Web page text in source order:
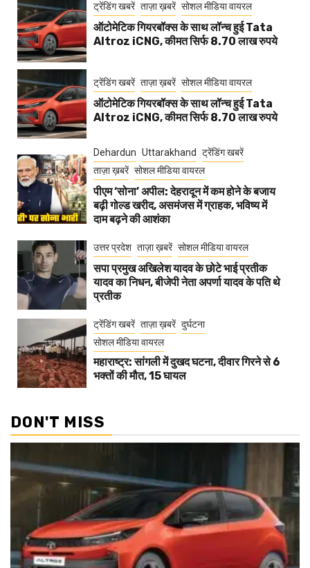
ट्रेंडिंग खबरें ताज़ा ख़बरें सोशल मीडिया वायरल
ऑटोमेटिक गियरबॉक्स के साथ लॉन्च हुई Tata
Altroz iCNG, कीमत सिर्फ 8.70 लाख रुपये
ट्रेंडिंग खबरें ताज़ा ख़बरें सोशल मीडिया वायरल
ऑटोमेटिक गियरबॉक्स के साथ लॉन्च हुई Tata
Altroz iCNG, कीमत सिर्फ 8.70 लाख रुपये
Dehardun Uttarakhand
ट्रेंडिंग खबरें
ताज़ा ख़बरें सोशल मीडिया वायरल
पीएम ‘सोना’ अपील: देहरादून में कम होने के बजाय
बढ़ी गोल्ड खरीद, असमंजस में ग्राहक, भविष्य में
दाम बढ़ने की आशंका
उत्तर प्रदेश ताज़ा ख़बरें सोशल मीडिया वायरल
सपा प्रमुख अखिलेश यादव के छोटे भाई प्रतीक
यादव का निधन, बीजेपी नेता अपर्णा यादव के पति थे
प्रतीक
ट्रेंडिंग खबरें ताज़ा ख़बरें दुर्घटना
सोशल मीडिया वायरल
महाराष्ट्र: सांगली में दुखद घटना, दीवार गिरने से 6
भक्तों की मौत, 15 घायल
DON'T MISS